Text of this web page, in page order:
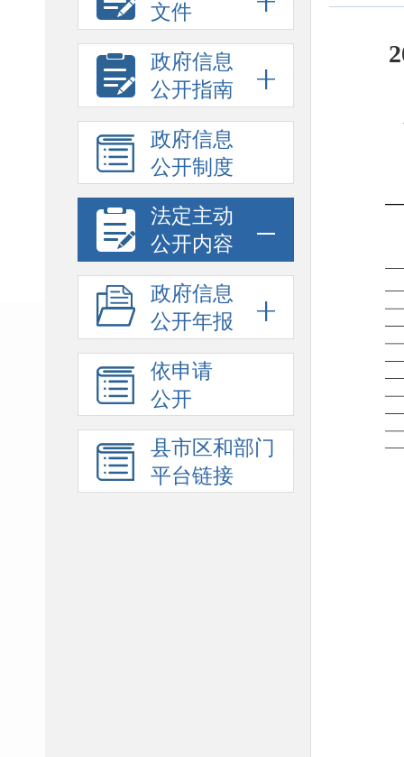
文件
政府信息
公开指南
政府信息
公开制度
法定主动
公开内容
政府信息
公开年报
依申请
公开
县市区和部门
平台链接